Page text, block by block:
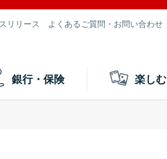
リリース よくあるご質問・お問い合わせ
銀行・保険 楽しむ